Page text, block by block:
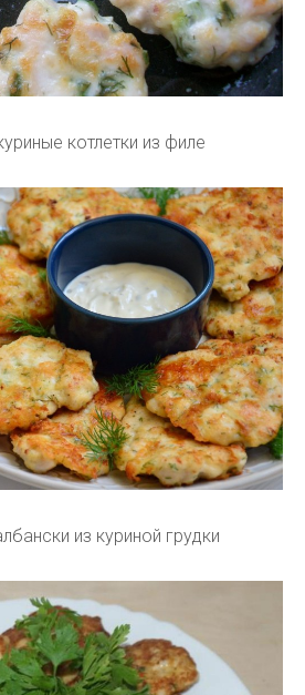
котлетки из филе
из куриной грудки